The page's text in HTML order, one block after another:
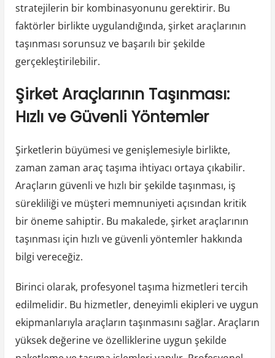
stratejilerin bir kombinasyonunu gerektirir. Bu
faktörler birlikte uygulandığında, şirket araçlarının
taşınması sorunsuz ve başarılı bir şekilde
gerçekleştirilebilir.
Şirket Araçlarının Taşınması:
Hızlı ve Güvenli Yöntemler
Şirketlerin büyümesi ve genişlemesiyle birlikte,
zaman zaman araç taşıma ihtiyacı ortaya çıkabilir.
Araçların güvenli ve hızlı bir şekilde taşınması, iş
sürekliliği ve müşteri memnuniyeti açısından kritik
bir öneme sahiptir. Bu makalede, şirket araçlarının
taşınması için hızlı ve güvenli yöntemler hakkında
bilgi vereceğiz.
Birinci olarak, profesyonel taşıma hizmetleri tercih
edilmelidir. Bu hizmetler, deneyimli ekipleri ve uygun
ekipmanlarıyla araçların taşınmasını sağlar. Araçların
yüksek değerine ve özelliklerine uygun şekilde